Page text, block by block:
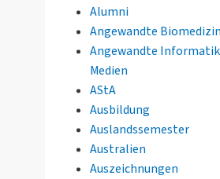
Alumni
Angewandte
Angewandte Informatik
Medien
AStA
Ausbildung
Auslandssemester
Australien
Auszeichnungen